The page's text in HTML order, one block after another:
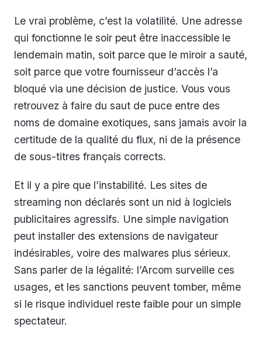
Le vrai problème, c’est la volatilité. Une adresse
qui fonctionne le soir peut être inaccessible le
lendemain matin, soit parce que le miroir a sauté,
soit parce que votre fournisseur d’accès l’a
bloqué via une décision de justice. Vous vous
retrouvez à faire du saut de puce entre des
noms de domaine exotiques, sans jamais avoir la
certitude de la qualité du flux, ni de la présence
de sous-titres français corrects.
Et il y a pire que l’instabilité. Les sites de
streaming non déclarés sont un nid à logiciels
publicitaires agressifs. Une simple navigation
peut installer des extensions de navigateur
indésirables, voire des malwares plus sérieux.
Sans parler de la légalité: l’Arcom surveille ces
usages, et les sanctions peuvent tomber, même
si le risque individuel reste faible pour un simple
spectateur.